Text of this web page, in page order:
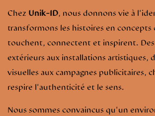
Chez Unik-ID, nous donnons vie à
transformons les histoires en concepts
touchent, connectent et inspirent. Des
extérieurs aux installations artistiques,
visuelles aux campagnes publicitaires,
respire l'authenticité et le sens.
Nous sommes convaincus qu'un